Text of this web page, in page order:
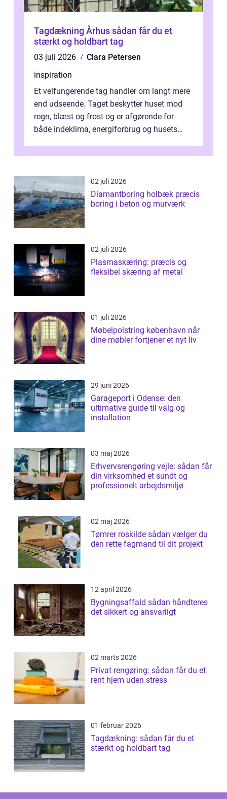
Tagdækning Århus sådan får du et
stærkt og holdbart tag
03 juli 2026
Clara Petersen
inspiration
Et velfungerende tag handler om langt mere
end udseende. Taget beskytter huset mod
regn, blæst og frost og er afgørende for
både indeklima, energiforbrug og husets
02 juli 2026
Diamantboring holbæk præcis
boring i beton og murværk
02 juli 2026
Plasmaskæring: præcis og
fleksibel skæring af metal
01 juli 2026
Møbelpolstring københavn når
dine møbler fortjener et nyt liv
29 juni 2026
Garageport i Odense: den
ultimative guide til valg og
installation
03 maj 2026
Erhvervsrengøring vejle: sådan får
din virksomhed et sundt og
professionelt arbejdsmiljø
02 maj 2026
Tømrer roskilde sådan vælger du
den rette fagmand til dit projekt
12 april 2026
Bygningsaffald sådan håndteres
det sikkert og ansvarligt
02 marts 2026
Privat rengøring: sådan får du et
rent hjem uden stress
01 februar 2026
Tagdækning: sådan får du et
stærkt og holdbart tag